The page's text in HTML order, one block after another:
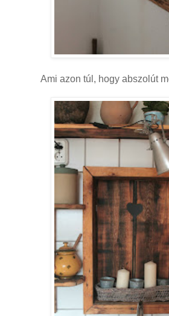
Ami azon túl, hogy abszolút